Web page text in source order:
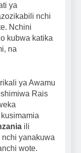
ya
nchi
Nchini
kubwa katika
na
ya Awamu
Rais
ili
yanakuwa
wote.